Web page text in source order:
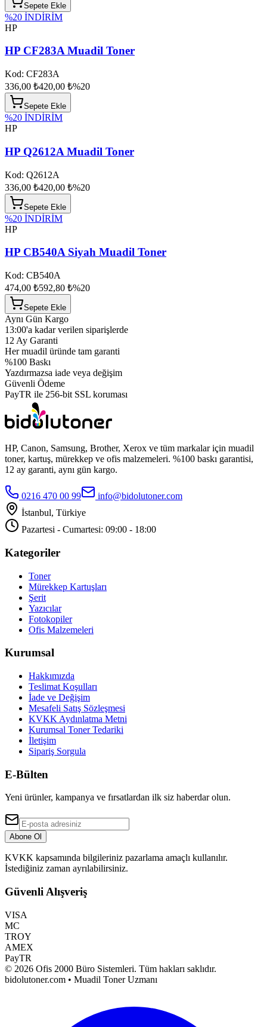
Sepete Ekle
%20 İNDİRİM
HP
HP CF283A Muadil Toner
Kod: CF283A
336,00 ₺420,00 ₺%20
Sepete Ekle
%20 İNDİRİM
HP
HP Q2612A Muadil Toner
Kod: Q2612A
336,00 ₺420,00 ₺%20
Sepete Ekle
%20 İNDİRİM
HP
HP CB540A Siyah Muadil Toner
Kod: CB540A
474,00 ₺592,80 ₺%20
Sepete Ekle
Aynı Gün Kargo
13:00'a kadar verilen siparişlerde
12 Ay Garanti
Her muadil üründe tam garanti
%100 Baskı
Yazdırmazsa iade veya değişim
Güvenli Ödeme
PayTR ile 256-bit SSL koruması
HP, Canon, Samsung, Brother, Xerox ve tüm markalar için muadil
toner, kartuş, mürekkep ve ofis malzemeleri. %100 baskı garantisi,
12 ay garanti, aynı gün kargo.
0216 470 00 99
info@bidolutoner.com
İstanbul, Türkiye
Pazartesi - Cumartesi: 09:00 - 18:00
Kategoriler
Toner
Mürekkep Kartuşları
Şerit
Yazıcılar
Fotokopiler
Ofis Malzemeleri
Kurumsal
Hakkımızda
Teslimat Koşulları
İade ve Değişim
Mesafeli Satış Sözleşmesi
KVKK Aydınlatma Metni
Kurumsal Toner Tedariki
İletişim
Sipariş Sorgula
E-Bülten
Yeni ürünler, kampanya ve fırsatlardan ilk siz haberdar olun.
Abone Ol
KVKK kapsamında bilgileriniz pazarlama amaçlı kullanılır.
İstediğiniz zaman ayrılabilirsiniz.
Güvenli Alışveriş
VISA
MC
TROY
AMEX
PayTR
© 2026 Ofis 2000 Büro Sistemleri. Tüm hakları saklıdır.
bidolutoner.com • Muadil Toner Uzmanı